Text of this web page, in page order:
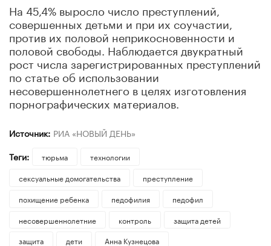
На 45,4% выросло число преступлений,
совершенных детьми и при их соучастии,
против их половой неприкосновенности и
половой свободы. Наблюдается двукратный
рост числа зарегистрированных преступлений
по статье об использовании
несовершеннолетнего в целях изготовления
порнографических материалов.
Источник: РИА «НОВЫЙ ДЕНЬ»
Теги:
тюрьма
технологии
сексуальные домогательства
преступление
похищение ребенка
педофилия
педофил
несовершеннолетние
контроль
защита детей
защита
дети Анна Кузнецова